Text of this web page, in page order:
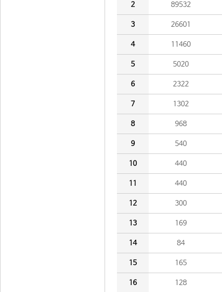
2 89532
3 26601
4 11460
5 5020
6 2322
7 1302
8 968
9 540
10 440
11 440
12 300
13 169
14 84
15 165
16 128